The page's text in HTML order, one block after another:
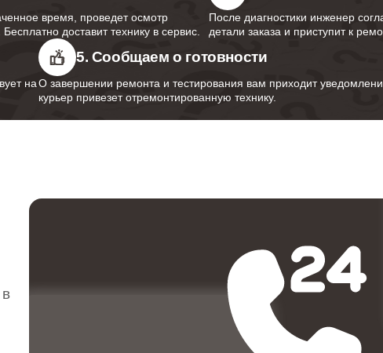
время, проведет осмотр
доставит технику в сервис.
После диагностики инженер
детали заказа и приступит к
на
5. Сообщаем о готовности
О завершении ремонта и тестирования вам приходит
курьер привезет отремонтированную технику.